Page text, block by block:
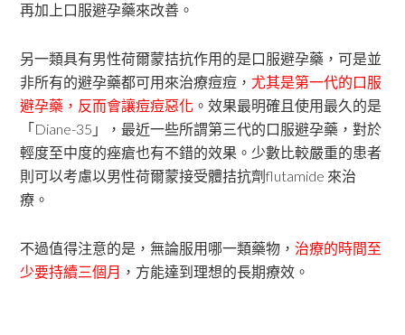
再加上口服避孕藥來改善。
另一類具有男性荷爾蒙拮抗作用的是口服避孕藥，可是並
非所有的避孕藥都可用來治療痘痘，尤其是第一代的口服
避孕藥，反而會讓痘痘惡化 。效果最明確且使用最久的是
「Diane-35」，最近一些所謂第三代的口服避孕藥，對於
輕度至中度的痤瘡也有不錯的效果。少數比較嚴重的患者
則可以考慮以男性荷爾蒙接受體拮抗劑flutamide 來治
療。
不過值得注意的是，無論服用哪一類藥物， 治療的時間至
少要持續三個月 ，方能達到理想的長期療效。